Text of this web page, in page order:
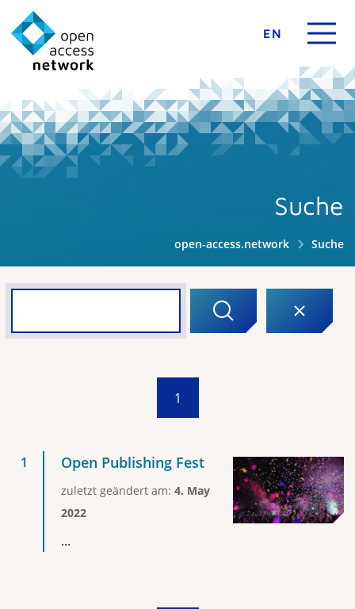
EN
Suche
open-access.network Suche
1
Open Publishing Fest
zuletzt geändert am: 4. May
2022
...